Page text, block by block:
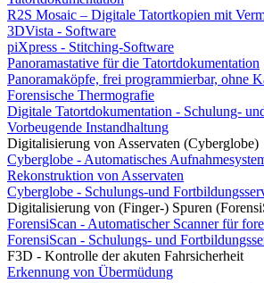
R2S Mosaic – Digitale Tatortkopien mit
3DVista - Software
piXpress - Stitching-Software
Panoramastative für die Tatortdokumentation
Panoramaköpfe, frei programmierbar, ohne
Forensische Thermografie
Digitale Tatortdokumentation - Schulung-
Vorbeugende Instandhaltung
Digitalisierung von Asservaten (Cyberglobe)
Cyberglobe - Automatisches
Rekonstruktion von Asservaten
Cyberglobe - Schulungs-und
Digitalisierung von (Finger-) Spuren
ForensiScan - Automatischer Scanner für
ForensiScan - Schulungs- und
F3D - Kontrolle der akuten Fahrsicherheit
Erkennung von Übermüdung